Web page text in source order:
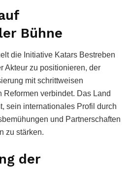
Bühne
die Initiative Katars Bestreben
Akteur zu positionieren, der
mit schrittweisen
verbindet. Das Land
sein internationales Profil durch
und Partnerschaften
zu stärken.
der